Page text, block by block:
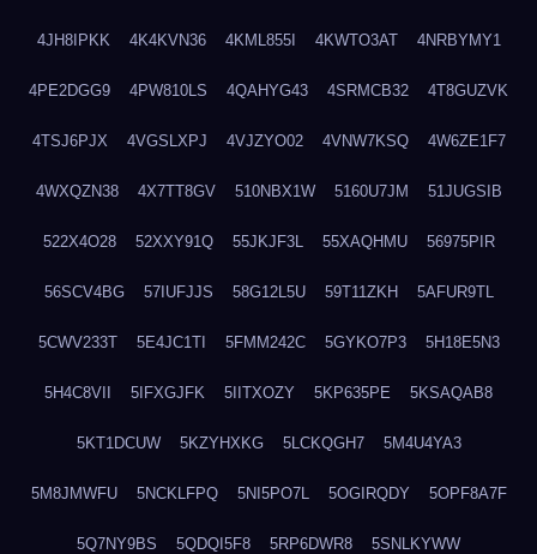
4JH8IPKK 4K4KVN36 4KML855I 4KWTO3AT 4NRBYMY1
4PE2DGG9 4PW810LS 4QAHYG43 4SRMCB32 4T8GUZVK
4TSJ6PJX 4VGSLXPJ 4VJZYO02 4VNW7KSQ 4W6ZE1F7
4WXQZN38 4X7TT8GV 510NBX1W 5160U7JM 51JUGSIB
522X4O28 52XXY91Q 55JKJF3L 55XAQHMU 56975PIR
56SCV4BG 57IUFJJS 58G12L5U 59T11ZKH 5AFUR9TL
5CWV233T 5E4JC1TI 5FMM242C 5GYKO7P3 5H18E5N3
5H4C8VII 5IFXGJFK 5IITXOZY 5KP635PE 5KSAQAB8
5KT1DCUW 5KZYHXKG 5LCKQGH7 5M4U4YA3
5M8JMWFU 5NCKLFPQ 5NI5PO7L 5OGIRQDY 5OPF8A7F
5Q7NY9BS 5QDQI5F8 5RP6DWR8 5SNLKYWW